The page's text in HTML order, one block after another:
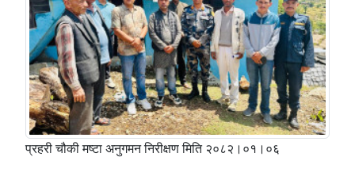
प्रहरी चौकी मष्टा अनुगमन निरीक्षण मिति २०८२।०१।०६